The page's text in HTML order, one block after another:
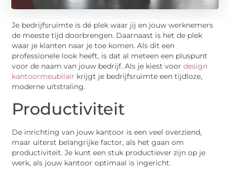
Je bedrijfsruimte is dé plek waar jij en jouw werknemers
de meeste tijd doorbrengen. Daarnaast is het de plek
waar je klanten naar je toe komen. Als dit een
professionele look heeft, is dat al meteen een pluspunt
voor de naam van jouw bedrijf. Als je kiest voordesign
kantoormeubilair krijgt je bedrijfsruimte een tijdloze,
moderne uitstraling.
Productiviteit
De inrichting van jouw kantoor is een veel overziend,
maar uiterst belangrijke factor, als het gaan om
productiviteit. Je kunt een stuk productiever zijn op je
werk, als jouw kantoor optimaal is ingericht.